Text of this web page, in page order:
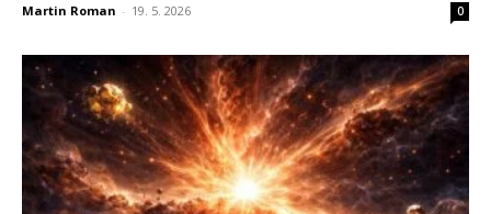
Martin Roman - 19. 5. 2026 0